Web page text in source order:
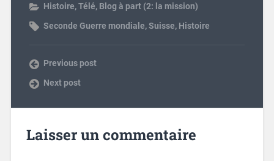
Histoire,Télé, Blog à part (2: la mission)
Seconde Guerre mondiale,Suisse, Histoire
Previous post
Next post
Laisser un commentaire